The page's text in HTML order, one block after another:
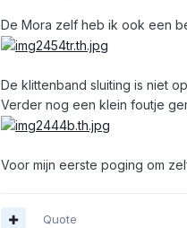
De Mora zelf heb ik ook een
De klittenband sluiting is niet
Verder nog een klein foutje
Voor mijn eerste poging om
Quote